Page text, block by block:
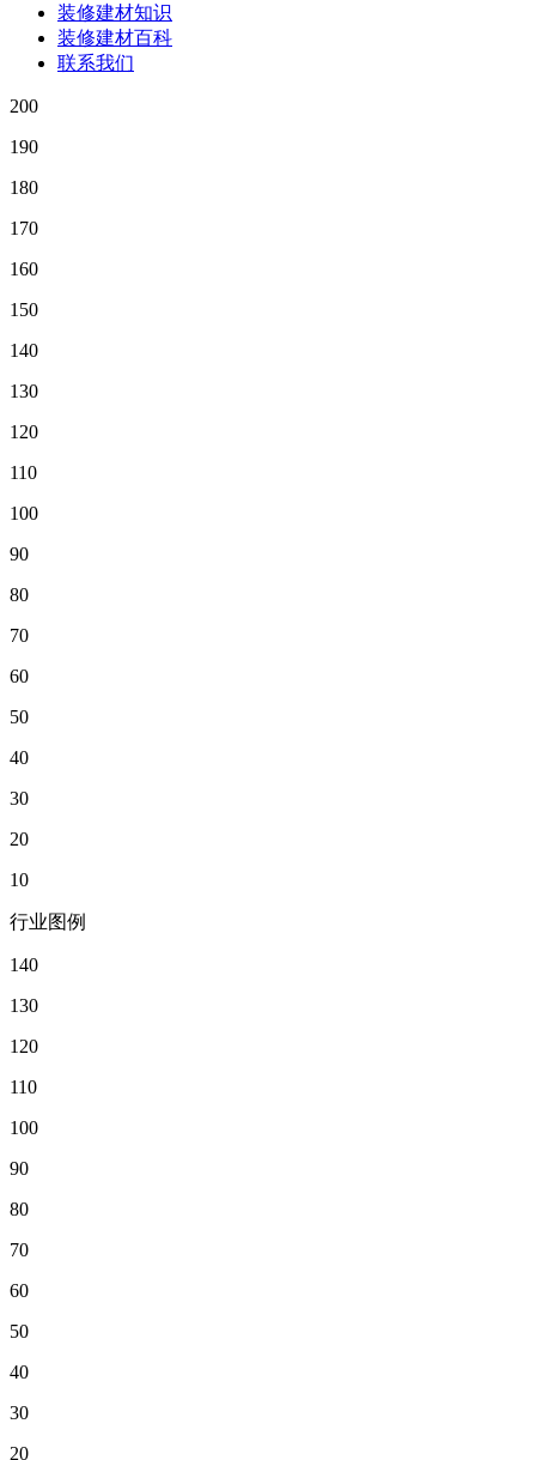
装修建材知识
装修建材百科
联系我们
200
190
180
170
160
150
140
130
120
110
100
90
80
70
60
50
40
30
20
10
行业图例
140
130
120
110
100
90
80
70
60
50
40
30
20